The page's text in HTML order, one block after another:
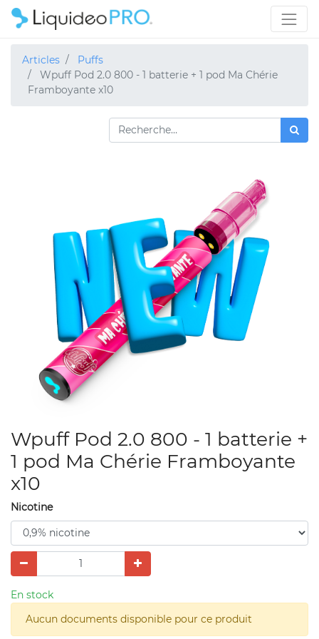
Articles
Puffs
Wpuff Pod 2.0 800 - 1 batterie + 1 pod Ma Chérie
Framboyante x10
Wpuff Pod 2.0 800 - 1 batterie +
1 pod Ma Chérie Framboyante
x10
Nicotine
En stock
Aucun documents disponible pour ce produit